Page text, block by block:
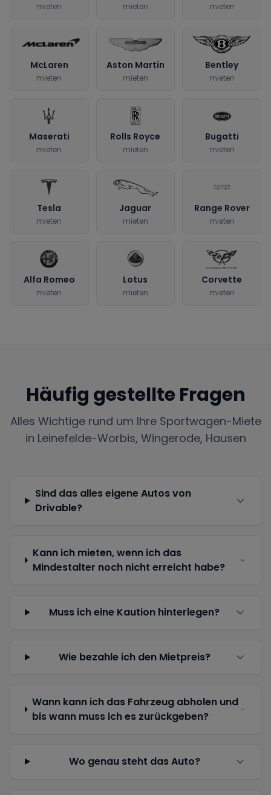
mieten mieten mieten
McLaren
mieten
Aston Martin
mieten
Bentley
mieten
Maserati
mieten
Rolls Royce
mieten
Bugatti
mieten
Tesla
mieten
Jaguar
mieten
Range Rover
mieten
Alfa Romeo
mieten
Lotus
mieten
Corvette
mieten
Häufig gestellte Fragen
Alles Wichtige rund um Ihre Sportwagen-Miete
in Leinefelde-Worbis, Wingerode, Hausen
Sind das alles eigene Autos von
Drivable?
Kann ich mieten, wenn ich das
Mindestalter noch nicht erreicht habe?
Muss ich eine Kaution hinterlegen?
Wie bezahle ich den Mietpreis?
Wann kann ich das Fahrzeug abholen und
bis wann muss ich es zurückgeben?
Wo genau steht das Auto?